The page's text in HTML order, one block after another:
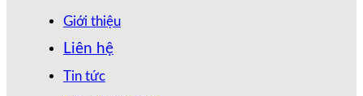
Giới thiệu
Liên hệ
Tin tức